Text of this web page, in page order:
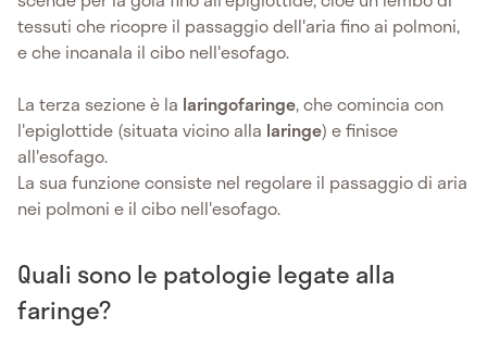
tessuti che ricopre il passaggio dell'aria fino ai polmoni,
e che incanala il cibo nell'esofago.
La terza sezione è la laringofaringe, che comincia con
l'epiglottide (situata vicino alla laringe) e finisce
all'esofago.
La sua funzione consiste nel regolare il passaggio di aria
nei polmoni e il cibo nell'esofago.
Quali sono le patologie legate alla
faringe?